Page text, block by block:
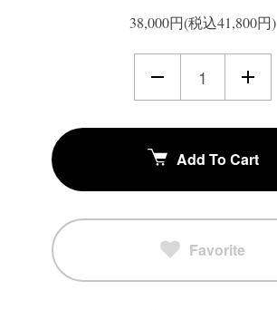
38,000円(税込41,800円)
Add To Cart
Favorite